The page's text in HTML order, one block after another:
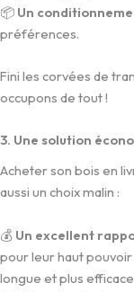
📦 Un
préférences.
Fini les corvées de
occupons de tout !
3. Une solution
Acheter son bois en
aussi un choix malin :
💰 Un excellent
pour leur haut
longue et plus